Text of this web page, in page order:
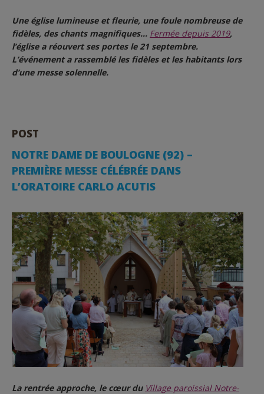
Une église lumineuse et fleurie, une foule nombreuse de
fidèles, des chants magnifiques… Fermée depuis 2019,
l’église a réouvert ses portes le 21 septembre.
L’événement a rassemblé les fidèles et les habitants lors
d’une messe solennelle.
POST
NOTRE DAME DE BOULOGNE (92) –
PREMIÈRE MESSE CÉLÉBRÉE DANS
L’ORATOIRE CARLO ACUTIS
La rentrée approche, le cœur du Village paroissial Notre-